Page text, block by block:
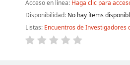
Acceso en línea: Haga clic para
Disponibilidad: No hay ítems
Listas: Encuentros de Investigadores